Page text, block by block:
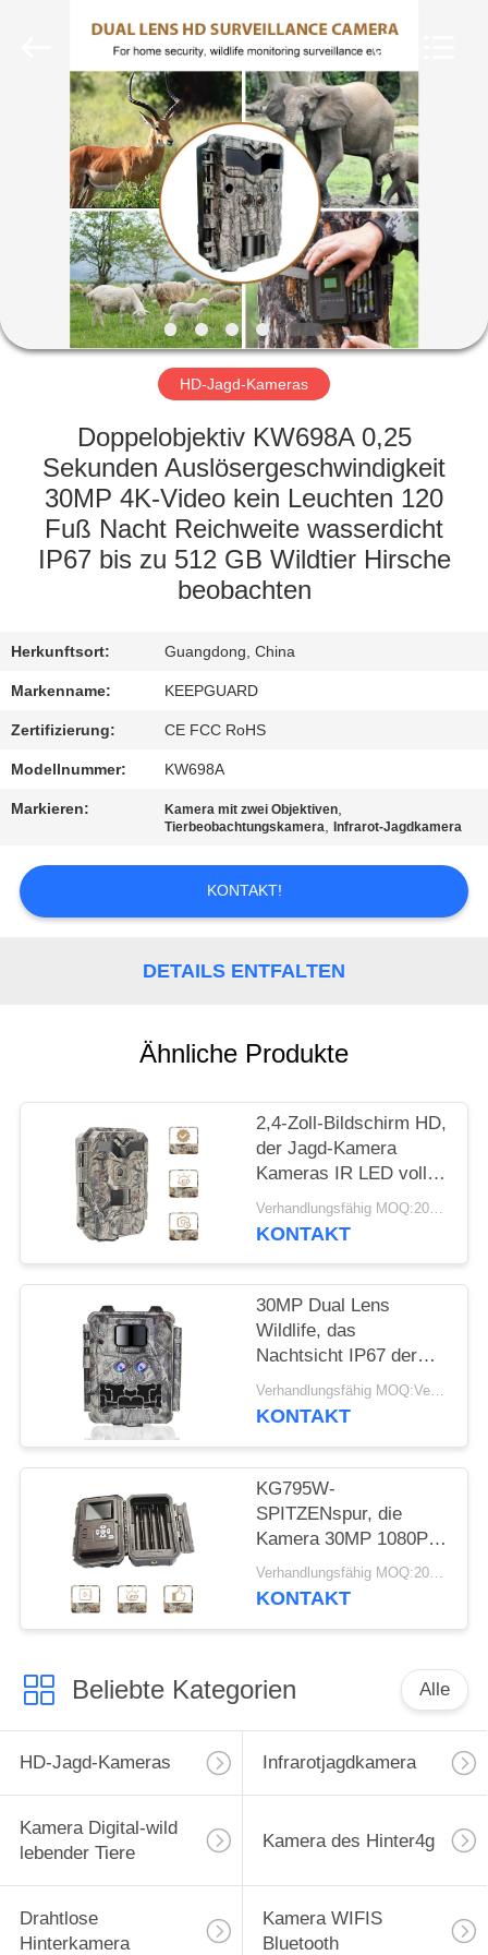
HAUSE
PRODUKTE
VIDEOS
ÜBER
WERKSBESICHTIGUNG
QUALITÄTSKONTROLLE
NEUIGKEITEN
BITTE
EIN
ANGEBOT
DATENSCHUTZRICHTLINIE
HD-Jagd-Kameras
Doppelobjektiv KW698A 0,25
Sekunden Auslösergeschwindigkeit
30MP 4K-Video kein Leuchten 120
Fuß Nacht Reichweite wasserdicht
IP67 bis zu 512 GB Wildtier Hirsche
beobachten
Herkunftsort: Guangdong, China
Markenname: KEEPGUARD
Zertifizierung: CE FCC RoHS
Modellnummer: KW698A
Markieren: Kamera mit zwei Objektiven,
Tierbeobachtungskamera, Infrarot-Jagdkamera
KONTAKT!
DETAILS ENTFALTEN
Ähnliche Produkte
2,4-Zoll-Bildschirm HD,
der Jagd-Kamera
Kameras IR LED volle
HD 1080P Hinterjagt Verhandlungsfähig MOQ:20pcs
KONTAKT
30MP Dual Lens
Wildlife, das
Nachtsicht IP67 der
Kamera-1080P jagt
Verhandlungsfähig MOQ:Verkäuflich
KONTAKT
KG795W-
SPITZENspur, die
Kamera 30MP 1080P
HD für Tier der wild
lebenden Tiere jagt
Verhandlungsfähig MOQ:20pcs
KONTAKT
Beliebte Kategorien Alle
HD-Jagd-Kameras Infrarotjagdkamera
Kamera Digital-wild
lebender Tiere
Kamera des Hinter4g
Drahtlose
Hinterkamera
Kamera WIFIS
Bluetooth